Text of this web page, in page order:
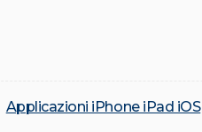
Applicazioni iPhone iPad iOS